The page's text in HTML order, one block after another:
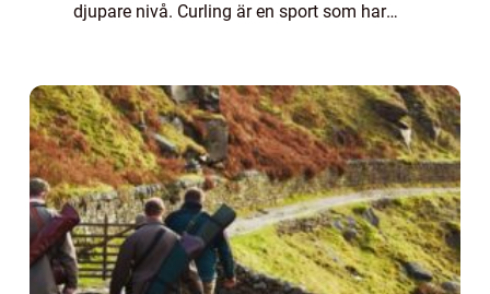
djupare nivå. Curling är en sport som har